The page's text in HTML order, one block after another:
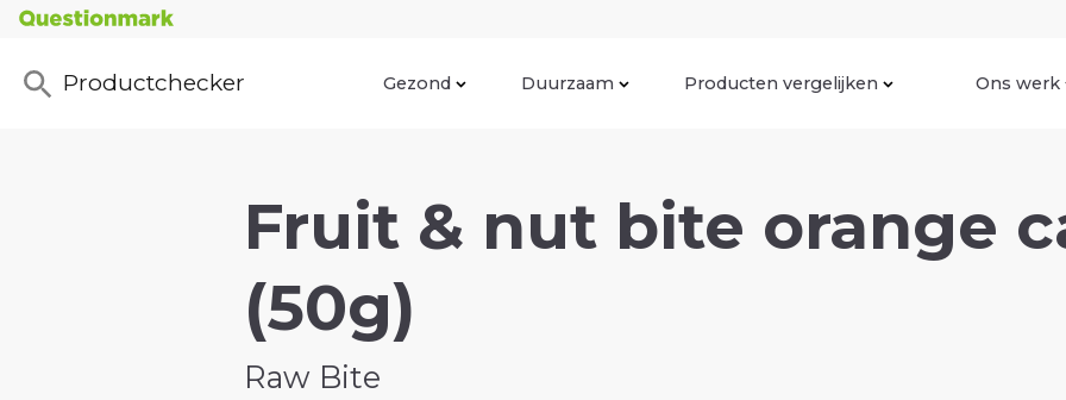
Productchecker Gezond Duurzaam Producten vergelijken Ons werk
Fruit & nut bite orange
(50g)
Raw Bite